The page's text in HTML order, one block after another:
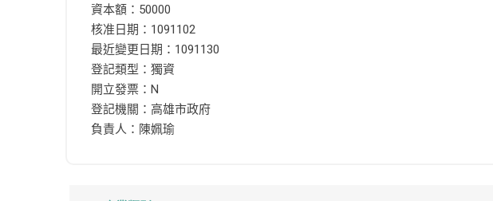
資本額：50000
核准日期：1091102
最近變更日期：1091130
登記類型：獨資
開立發票：N
登記機關：高雄市政府
負責人：陳姵瑜